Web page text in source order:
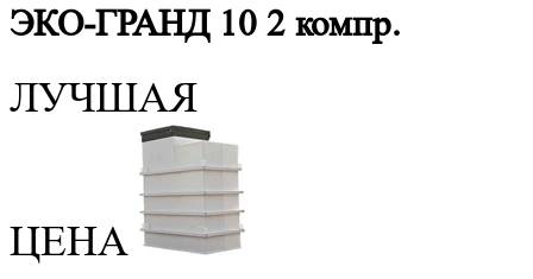
ЭКО-ГРАНД 10 2 компр.
ЛУЧШАЯ
ЦЕНА